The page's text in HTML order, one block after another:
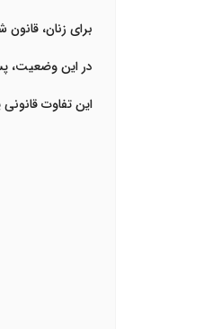
برای زنان،
در این وضعیت،
این تفاوت